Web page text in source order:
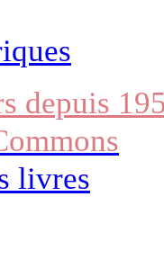
depuis
livres